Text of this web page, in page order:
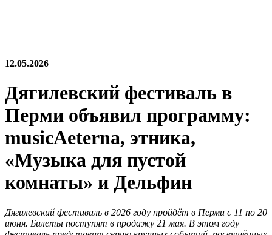
12.05.2026
Дягилевский фестиваль в
Перми объявил программу:
musicAeterna, этника,
«Музыка для пустой
комнаты» и Дельфин
Дягилевский фестиваль в 2026 году пройдёт в Перми с 11 по 20
июня. Билеты поступят в продажу 21 мая. В этом году